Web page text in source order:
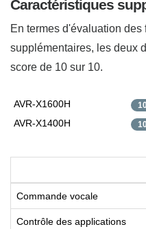
Caractéristiques
En termes d'évaluation
supplémentaires, les deux
score de 10 sur 10.
AVR-X1600H
AVR-X1400H
Commande vocale
Contrôle des applications